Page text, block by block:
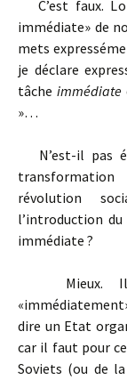
C’est faux.
immédiate» de
mets
je déclare
tâche immédiate
»…
N’est-il pas
révolution
l’introduction du
immédiate ?
Mieux. Il
dire un Etat
car il faut pour
Soviets (ou de